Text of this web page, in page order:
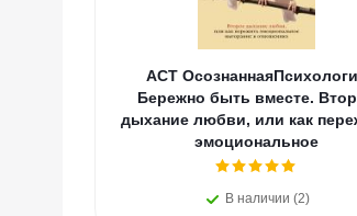
АСТ
Бережно быть вместе.
дыхание любви, или как
эмоциональное
В наличии (2)